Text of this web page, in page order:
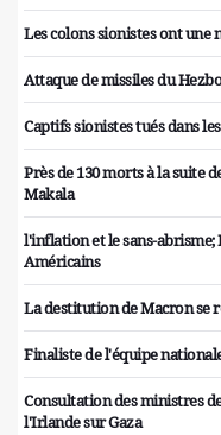
Les colons sionistes ont une
Attaque de missiles du
Captifs sionistes tués dans
Près de 130 morts à la suite
Makala
l'inflation et le sans-abrisme;
Américains
La destitution de Macron se
Finaliste de l'équipe
Consultation des ministres
l'Irlande sur Gaza